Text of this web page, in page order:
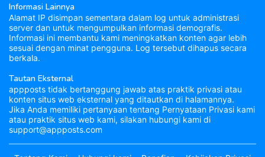
Informasi Lainnya
Alamat IP disimpan sementara dalam log untuk administrasi
server dan untuk mengumpulkan informasi demografis.
Informasi ini membantu kami meningkatkan konten agar lebih
sesuai dengan minat pengguna. Log tersebut dihapus secara
berkala.
Tautan Eksternal
appposts tidak bertanggung jawab atas praktik privasi atau
konten situs web eksternal yang ditautkan di halamannya.
Jika Anda memiliki pertanyaan tentang Pernyataan Privasi kami
atau praktik situs web kami, silakan hubungi kami di
support@appposts.com